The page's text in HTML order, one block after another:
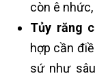
còn ê
Tủy răng
hợp cần
sứ như